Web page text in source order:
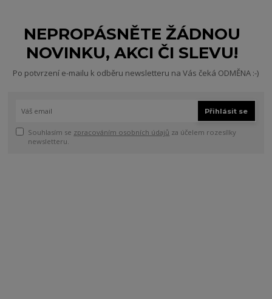
NEPROPÁSNĚTE ŽÁDNOU
NOVINKU, AKCI ČI SLEVU!
Po potvrzení e-mailu k odběru newsletteru na Vás čeká ODMĚNA :-)
Přihlásit se
Souhlasím se zpracováním osobních údajů za účelem rozesílky
newsletteru.